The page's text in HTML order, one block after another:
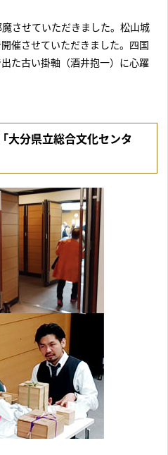
させていただきました。松山城
催させていただきました。四国
た古い掛軸（酒井抱一）に心躍
分県立総合文化センタ